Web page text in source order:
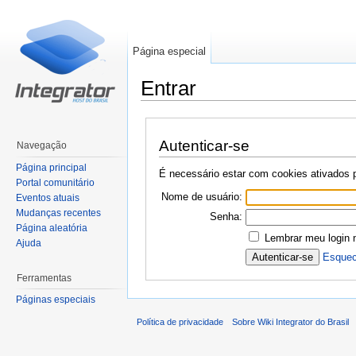
Entrar
Autenticar-se
É necessário estar com cookies ativados
Nome de usuário:
Senha:
Lembrar meu login
Página especial
Navegação
Página principal
Portal comunitário
Eventos atuais
Mudanças recentes
Página aleatória
Ajuda
Ferramentas
Páginas especiais
Política de privacidade Sobre Wiki Integrator do Brasil